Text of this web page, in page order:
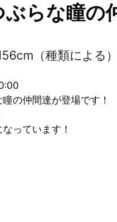
ぶらな瞳
（種類による）
の仲間達が登場です！
っています！